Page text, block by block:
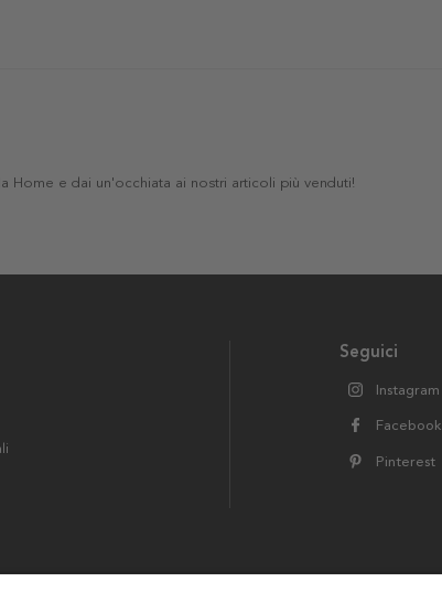
Home e dai un'occhiata ai nostri articoli più venduti!
Seguici
Instagram
Facebook
Pinterest